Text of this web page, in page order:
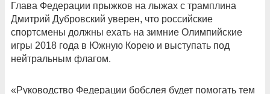
Глава Федерации прыжков на лыжах с трамплина
Дмитрий Дубровский уверен, что российские
спортсмены должны ехать на зимние Олимпийские
игры 2018 года в Южную Корею и выступать под
нейтральным флагом.
«Руководство Федерации бобслея будет помогать тем